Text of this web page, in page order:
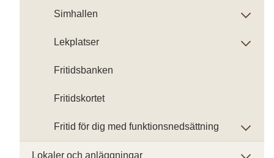
Simhallen
Lekplatser
Fritidsbanken
Fritidskortet
Fritid för dig med funktionsnedsättning
Lokaler och anläggningar